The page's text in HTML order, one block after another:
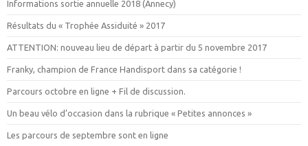
Informations sortie annuelle 2018 (Annecy)
Résultats du « Trophée Assiduité » 2017
ATTENTION: nouveau lieu de départ à partir du 5 novembre 2017
Franky, champion de France Handisport dans sa catégorie !
Parcours octobre en ligne + Fil de discussion.
Un beau vélo d’occasion dans la rubrique « Petites annonces »
Les parcours de septembre sont en ligne